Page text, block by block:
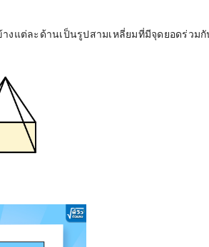
แต่ละด้านเป็นรูปสามเหลี่ยมที่มีจุดยอดร่วม